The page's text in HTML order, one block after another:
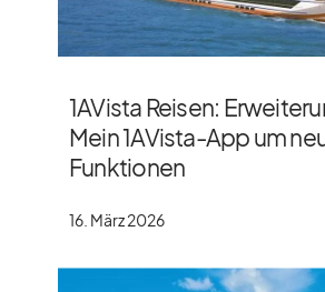
1AVista Reisen:
Mein 1AVista-App um
Funktionen
16. März 2026